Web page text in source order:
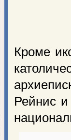
Кроме
Рейнис